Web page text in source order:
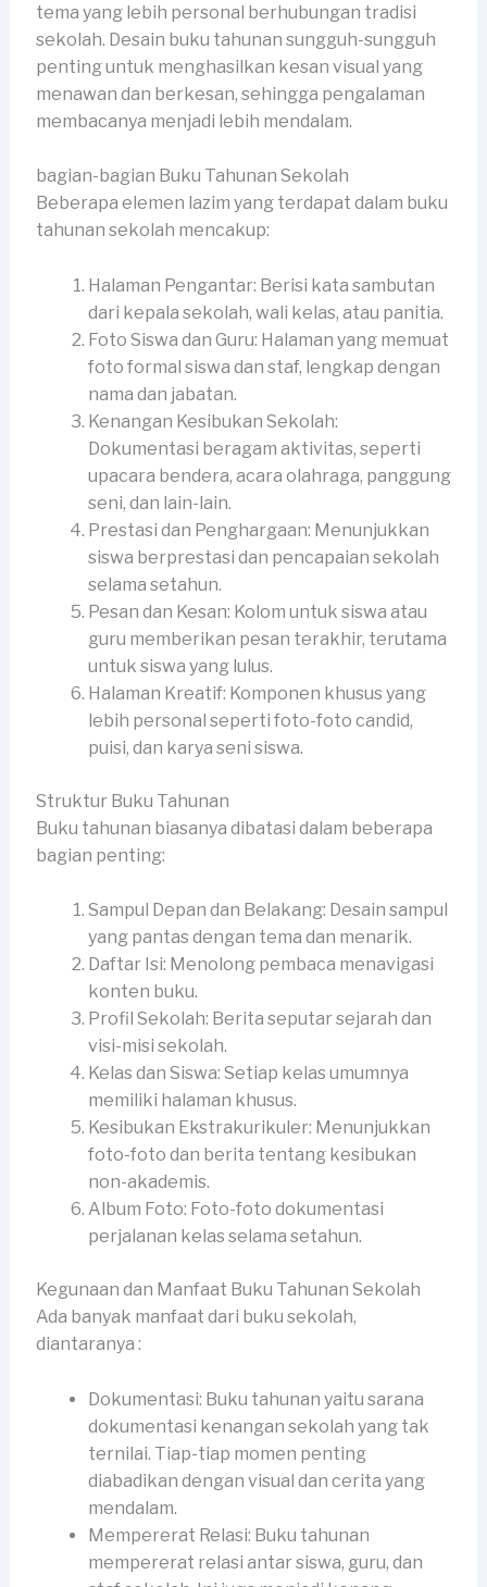
tema yang lebih personal berhubungan tradisi
sekolah. Desain buku tahunan sungguh-sungguh
penting untuk menghasilkan kesan visual yang
menawan dan berkesan, sehingga pengalaman
membacanya menjadi lebih mendalam.
bagian-bagian Buku Tahunan Sekolah
Beberapa elemen lazim yang terdapat dalam buku
tahunan sekolah mencakup:
Halaman Pengantar: Berisi kata sambutan
dari kepala sekolah, wali kelas, atau panitia.
Foto Siswa dan Guru: Halaman yang memuat
foto formal siswa dan staf, lengkap dengan
nama dan jabatan.
Kenangan Kesibukan Sekolah:
Dokumentasi beragam aktivitas, seperti
upacara bendera, acara olahraga, panggung
seni, dan lain-lain.
Prestasi dan Penghargaan: Menunjukkan
siswa berprestasi dan pencapaian sekolah
selama setahun.
Pesan dan Kesan: Kolom untuk siswa atau
guru memberikan pesan terakhir, terutama
untuk siswa yang lulus.
Halaman Kreatif: Komponen khusus yang
lebih personal seperti foto-foto candid,
puisi, dan karya seni siswa.
Struktur Buku Tahunan
Buku tahunan biasanya dibatasi dalam beberapa
bagian penting:
Sampul Depan dan Belakang: Desain sampul
yang pantas dengan tema dan menarik.
Daftar Isi: Menolong pembaca menavigasi
konten buku.
Profil Sekolah: Berita seputar sejarah dan
visi-misi sekolah.
Kelas dan Siswa: Setiap kelas umumnya
memiliki halaman khusus.
Kesibukan Ekstrakurikuler: Menunjukkan
foto-foto dan berita tentang kesibukan
non-akademis.
Album Foto: Foto-foto dokumentasi
perjalanan kelas selama setahun.
Kegunaan dan Manfaat Buku Tahunan Sekolah
Ada banyak manfaat dari buku sekolah,
diantaranya :
Dokumentasi: Buku tahunan yaitu sarana
dokumentasi kenangan sekolah yang tak
ternilai. Tiap-tiap momen penting
diabadikan dengan visual dan cerita yang
mendalam.
Mempererat Relasi: Buku tahunan
mempererat relasi antar siswa, guru, dan